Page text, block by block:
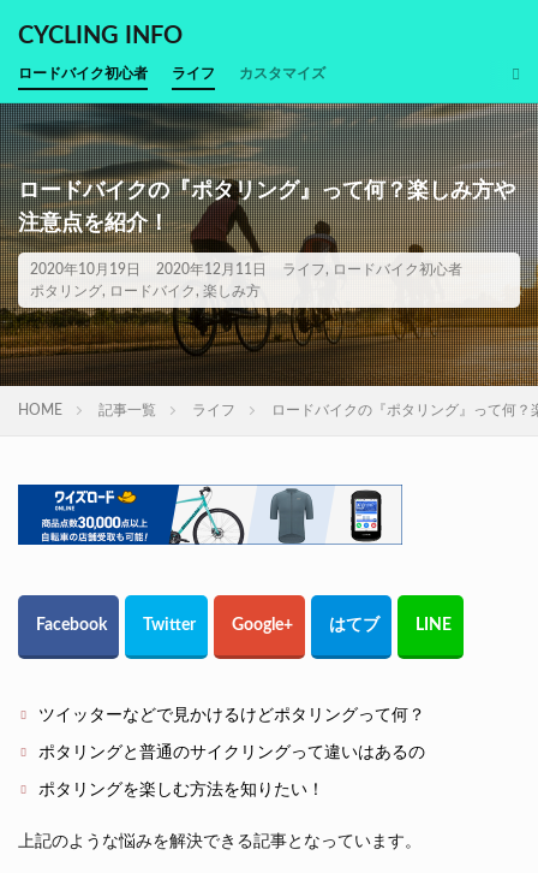
CYCLING INFO
ロードバイク初心者 ライフ カスタマイズ
ロードバイクの『ポタリング』って何？楽しみ方や
注意点を紹介！
2020年10月19日 2020年12月11日 ライフ, ロードバイク初心者
ポタリング, ロードバイク, 楽しみ方
HOME 記事一覧 ライフ ロードバイクの『ポタリング』って何？
ツイッターなどで見かけるけどポタリングって何？
ポタリングと普通のサイクリングって違いはあるの
ポタリングを楽しむ方法を知りたい！
上記のような悩みを解決できる記事となっています。